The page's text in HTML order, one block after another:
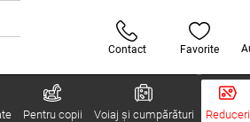
Contact Favorite
Pentru copii Voiaj și cumpărături Reduceri